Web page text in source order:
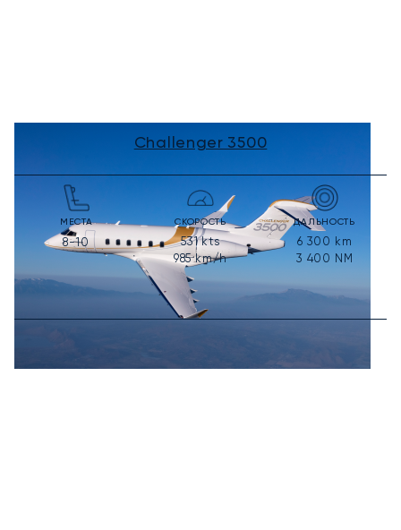
Challenger 3500
МЕСТА
8-10
СКОРОСТЬ
531kts
985km/h
ДАЛЬНОСТЬ
6 300 km
3 400 NM